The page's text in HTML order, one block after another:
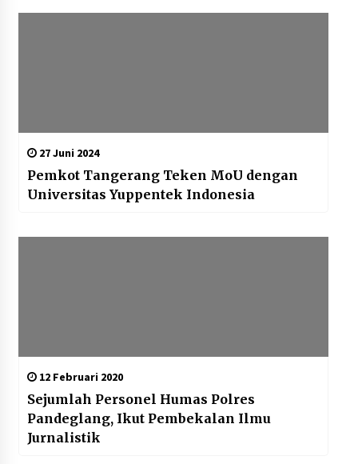
27 Juni 2024
Pemkot Tangerang Teken MoU dengan
Universitas Yuppentek Indonesia
12 Februari 2020
Sejumlah Personel Humas Polres
Pandeglang, Ikut Pembekalan Ilmu
Jurnalistik